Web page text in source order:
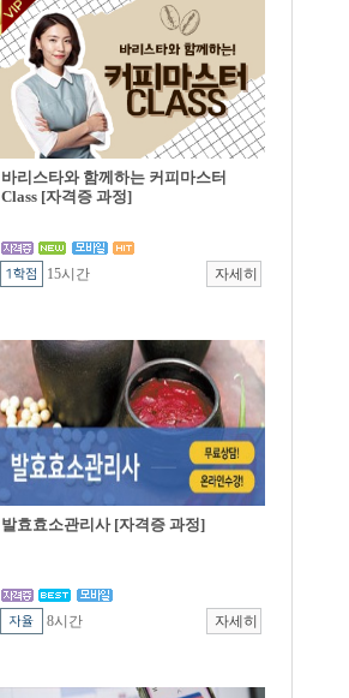
바리스타와 함께하는 커피마스터
Class [자격증 과정]
15시간
발효효소관리사 [자격증 과정]
8시간